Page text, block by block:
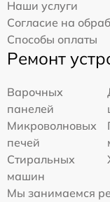
Наши услуги
Согласие на
Способы оплаты
Ремонт
Варочных
панелей
Микроволновых
печей
Стиральных
машин
Мы занимаемся